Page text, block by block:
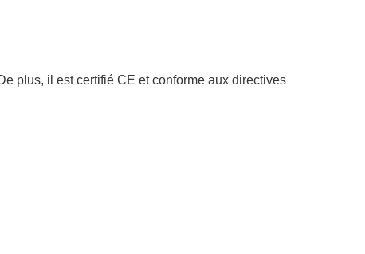
plus, il est certifié CE et conforme aux directives